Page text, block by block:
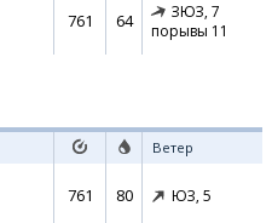
761 64 ЗЮЗ, 7
порывы 11
Ветер
761 80 ЮЗ, 5